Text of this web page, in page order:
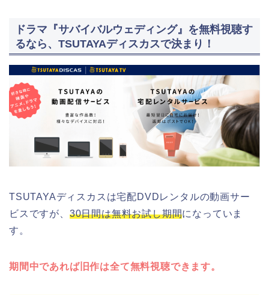
ドラマ『サバイバルウェディング』を無料視聴す
るなら、TSUTAYAディスカスで決まり！
TSUTAYAディスカスは宅配DVDレンタルの動画サー
ビスですが、 30日間は無料お試し期間になっていま
す。
期間中であれば旧作は全て無料視聴できます。